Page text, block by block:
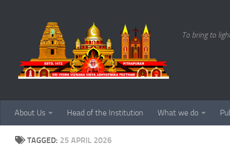
To bring to
About Us Head of the Institution What we do
TAGGED: 25 APRIL 2026